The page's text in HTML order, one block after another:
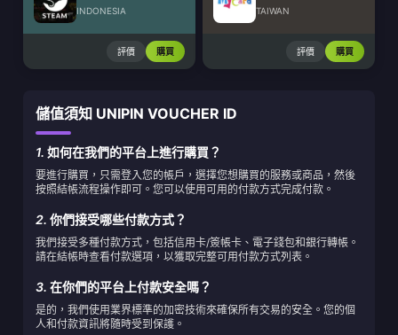
INDONESIA
評價 購買
TAIWAN
評價 購買
儲值須知 UNIPIN VOUCHER ID
1. 如何在我們的平台上進行購買？
要進行購買，只需登入您的帳戶，選擇您想購買的服務或商品，然後
按照結帳流程操作即可。您可以使用可用的付款方式完成付款。
2. 你們接受哪些付款方式？
我們接受多種付款方式，包括信用卡/簽帳卡、電子錢包和銀行轉帳。
請在結帳時查看付款選項，以獲取完整可用付款方式列表。
3. 在你們的平台上付款安全嗎？
是的，我們使用業界標準的加密技術來確保所有交易的安全。您的個
人和付款資訊將隨時受到保護。